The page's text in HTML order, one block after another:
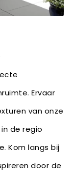
Ervaar
van onze
de regio
Kom langs bij
door de